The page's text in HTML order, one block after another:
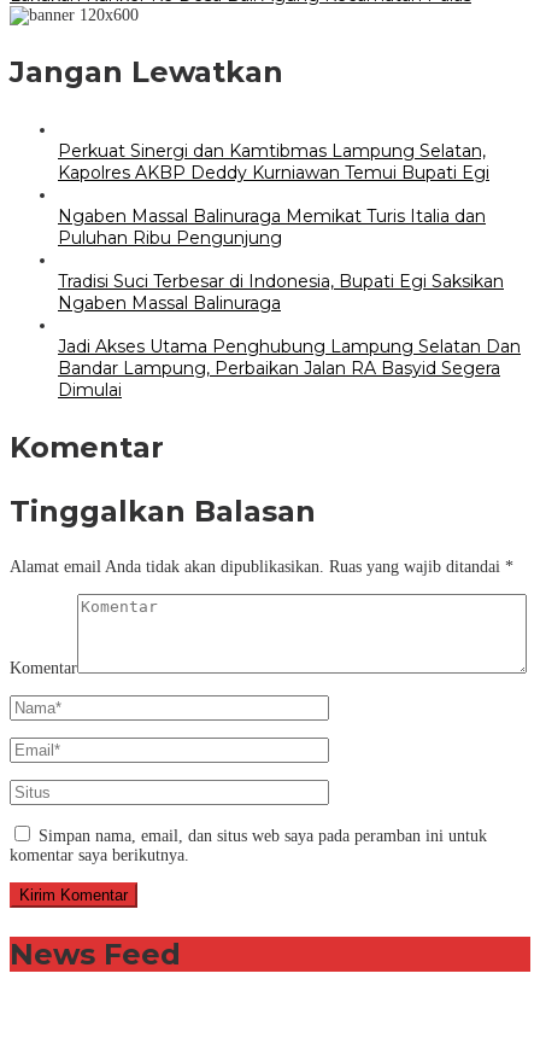
Jangan Lewatkan
Perkuat Sinergi dan Kamtibmas Lampung Selatan,
Kapolres AKBP Deddy Kurniawan Temui Bupati Egi
Ngaben Massal Balinuraga Memikat Turis Italia dan
Puluhan Ribu Pengunjung
Tradisi Suci Terbesar di Indonesia, Bupati Egi Saksikan
Ngaben Massal Balinuraga
Jadi Akses Utama Penghubung Lampung Selatan Dan
Bandar Lampung, Perbaikan Jalan RA Basyid Segera
Dimulai
Komentar
Tinggalkan Balasan
Alamat email Anda tidak akan dipublikasikan. Ruas yang wajib ditandai *
Komentar
Simpan nama, email, dan situs web saya pada peramban ini untuk
komentar saya berikutnya.
News Feed